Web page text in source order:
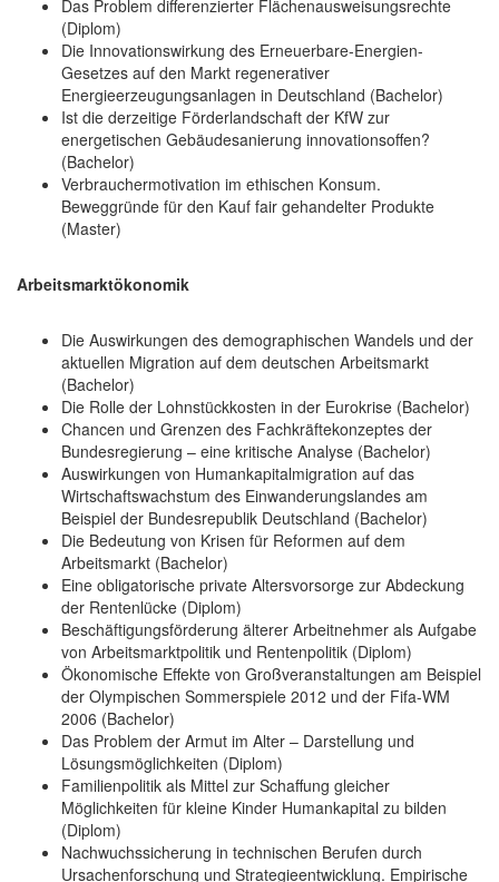
Das Problem differenzierter Flächenausweisungsrechte
(Diplom)
Die Innovationswirkung des Erneuerbare-Energien-
Gesetzes auf den Markt regenerativer
Energieerzeugungsanlagen in Deutschland (Bachelor)
Ist die derzeitige Förderlandschaft der KfW zur
energetischen Gebäudesanierung innovationsoffen?
(Bachelor)
Verbrauchermotivation im ethischen Konsum.
Beweggründe für den Kauf fair gehandelter Produkte
(Master)
Arbeitsmarktökonomik
Die Auswirkungen des demographischen Wandels und der
aktuellen Migration auf dem deutschen Arbeitsmarkt
(Bachelor)
Die Rolle der Lohnstückkosten in der Eurokrise (Bachelor)
Chancen und Grenzen des Fachkräftekonzeptes der
Bundesregierung – eine kritische Analyse (Bachelor)
Auswirkungen von Humankapitalmigration auf das
Wirtschaftswachstum des Einwanderungslandes am
Beispiel der Bundesrepublik Deutschland (Bachelor)
Die Bedeutung von Krisen für Reformen auf dem
Arbeitsmarkt (Bachelor)
Eine obligatorische private Altersvorsorge zur Abdeckung
der Rentenlücke (Diplom)
Beschäftigungsförderung älterer Arbeitnehmer als Aufgabe
von Arbeitsmarktpolitik und Rentenpolitik (Diplom)
Ökonomische Effekte von Großveranstaltungen am Beispiel
der Olympischen Sommerspiele 2012 und der Fifa-WM
2006 (Bachelor)
Das Problem der Armut im Alter – Darstellung und
Lösungsmöglichkeiten (Diplom)
Familienpolitik als Mittel zur Schaffung gleicher
Möglichkeiten für kleine Kinder Humankapital zu bilden
(Diplom)
Nachwuchssicherung in technischen Berufen durch
Ursachenforschung und Strategieentwicklung. Empirische